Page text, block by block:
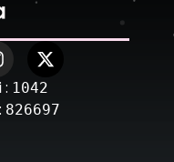
1042
826697